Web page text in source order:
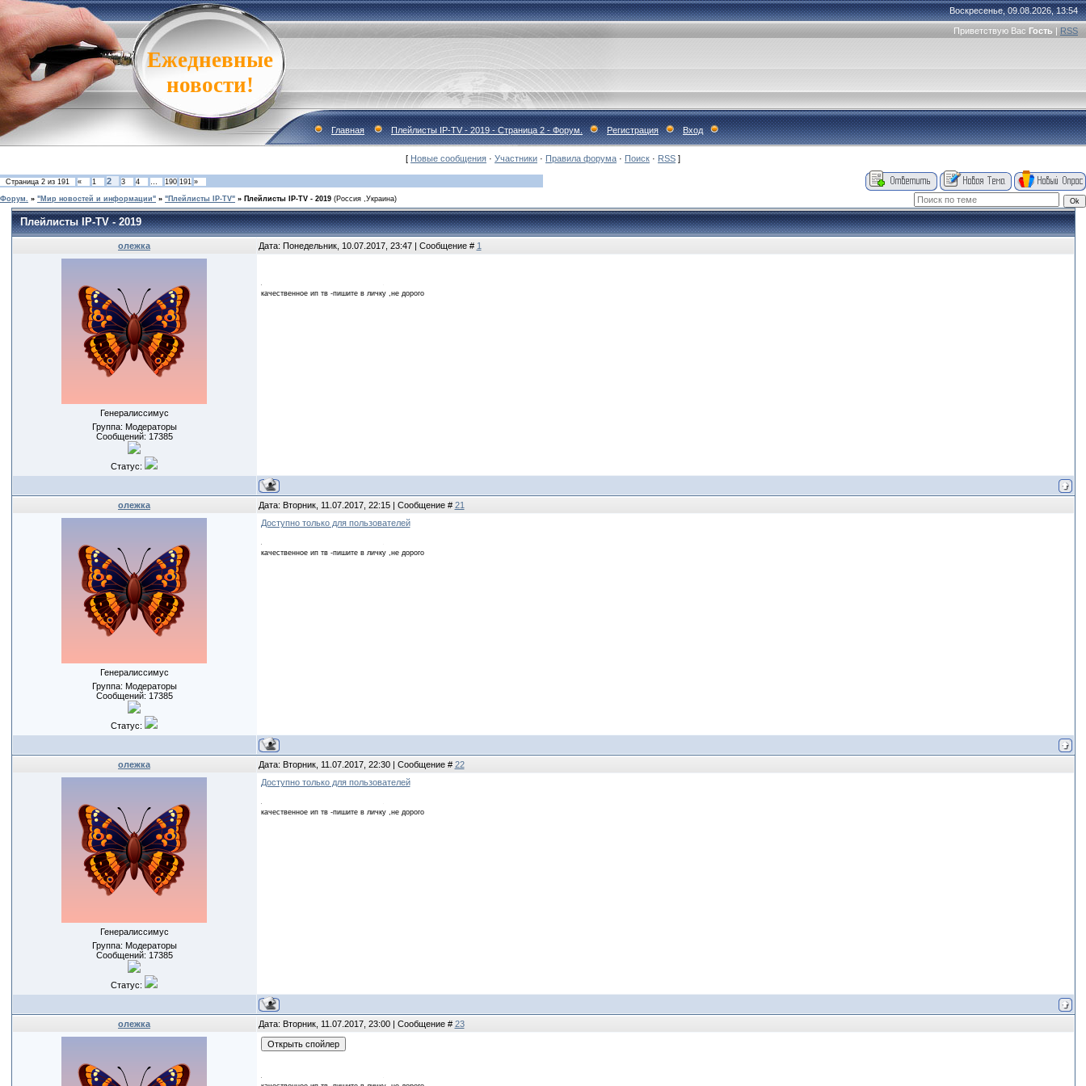
Ежедневные
новости!
Воскресенье, 09.08.2026, 13:54
Приветствую Вас Гость | RSS
Главная Плейлисты IP-TV - 2019 - Страница 2 - Форум. Регистрация Вход
[ Новые сообщения · Участники · Правила форума · Поиск · RSS ]
Страница 2 из 191 « 1 2 3 4 … 190 191 »
Форум. » "Мир новостей и информации" » "Плейлисты IP-TV" » Плейлисты IP-TV - 2019 (Россия ,Украина)
Плейлисты IP-TV - 2019
олежка Дата: Понедельник, 10.07.2017, 23:47 | Сообщение # 1
Генералиссимус
Группа: Модераторы
Сообщений: 17385
Статус:
качественное ип тв -пишите в личку ,не дорого
олежка Дата: Вторник, 11.07.2017, 22:15 | Сообщение # 21
Генералиссимус
Группа: Модераторы
Сообщений: 17385
Статус:
Доступно только для пользователей
качественное ип тв -пишите в личку ,не дорого
олежка Дата: Вторник, 11.07.2017, 22:30 | Сообщение # 22
Генералиссимус
Группа: Модераторы
Сообщений: 17385
Статус:
Доступно только для пользователей
качественное ип тв -пишите в личку ,не дорого
олежка Дата: Вторник, 11.07.2017, 23:00 | Сообщение # 23